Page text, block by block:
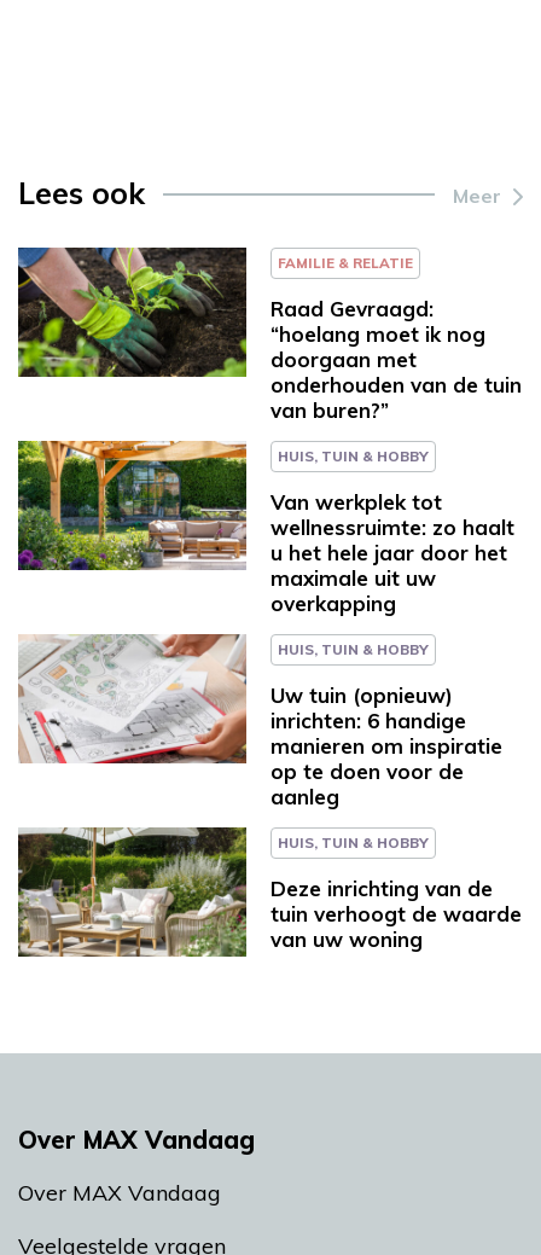
Lees ook Meer
FAMILIE & RELATIE
Raad Gevraagd:
“hoelang moet ik nog
doorgaan met
onderhouden van de tuin
van buren?”
HUIS, TUIN & HOBBY
Van werkplek tot
wellnessruimte: zo haalt
u het hele jaar door het
maximale uit uw
overkapping
HUIS, TUIN & HOBBY
Uw tuin (opnieuw)
inrichten: 6 handige
manieren om inspiratie
op te doen voor de
aanleg
HUIS, TUIN & HOBBY
Deze inrichting van de
tuin verhoogt de waarde
van uw woning
Over MAX Vandaag
Over MAX Vandaag
Veelgestelde vragen